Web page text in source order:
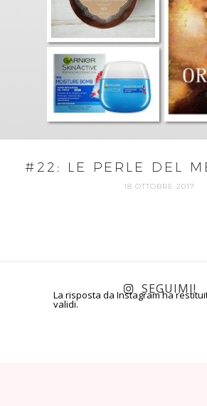
#22: LE PERLE DEL
18 OTTOBRE 2017
La risposta da Instagram ha
validi.
SEGUIMI!